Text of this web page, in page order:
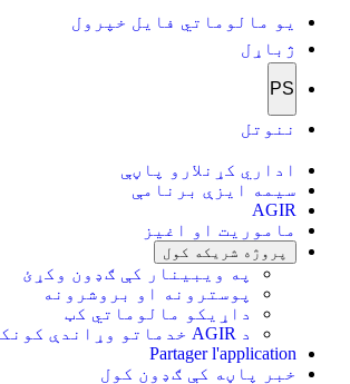
یو مالوماتي فایل خپرول
ژباړل
PS
ننوتل
اداري کړنلارو پاڼې
سیمه ایزې برنامې
AGIR
ماموریت او اغیز
پروژه شریکه کول
په ویبینار کې ګډون وکړئ
پوسترونه او بروشرونه
داړیکو مالوماتي کټ
د AGIR خدماتو وړاندې کونکو لپاره
Partager l'application
خبر پاڼه کې ګډون کول